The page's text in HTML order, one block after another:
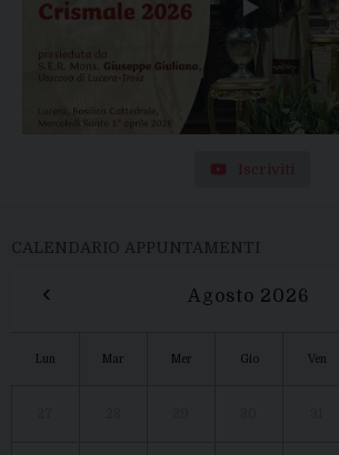
Iscriviti
CALENDARIO APPUNTAMENTI
‹ Agosto 2026
Lun Mar Mer Gio Ven